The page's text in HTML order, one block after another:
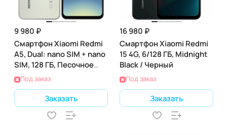
9 980 ₽
Смартфон Xiaomi Redmi
A5, Dual: nano SIM + nano
SIM, 128 ГБ, Песочное
золото
Под заказ
Заказать
16 980 ₽
Смартфон Xiaomi Redmi
15 4G, 6/128 ГБ, Midnight
Black / Черный
Под заказ
Заказать